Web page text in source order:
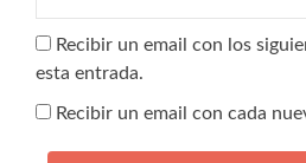
Recibir un email con los
esta entrada.
Recibir un email con cada